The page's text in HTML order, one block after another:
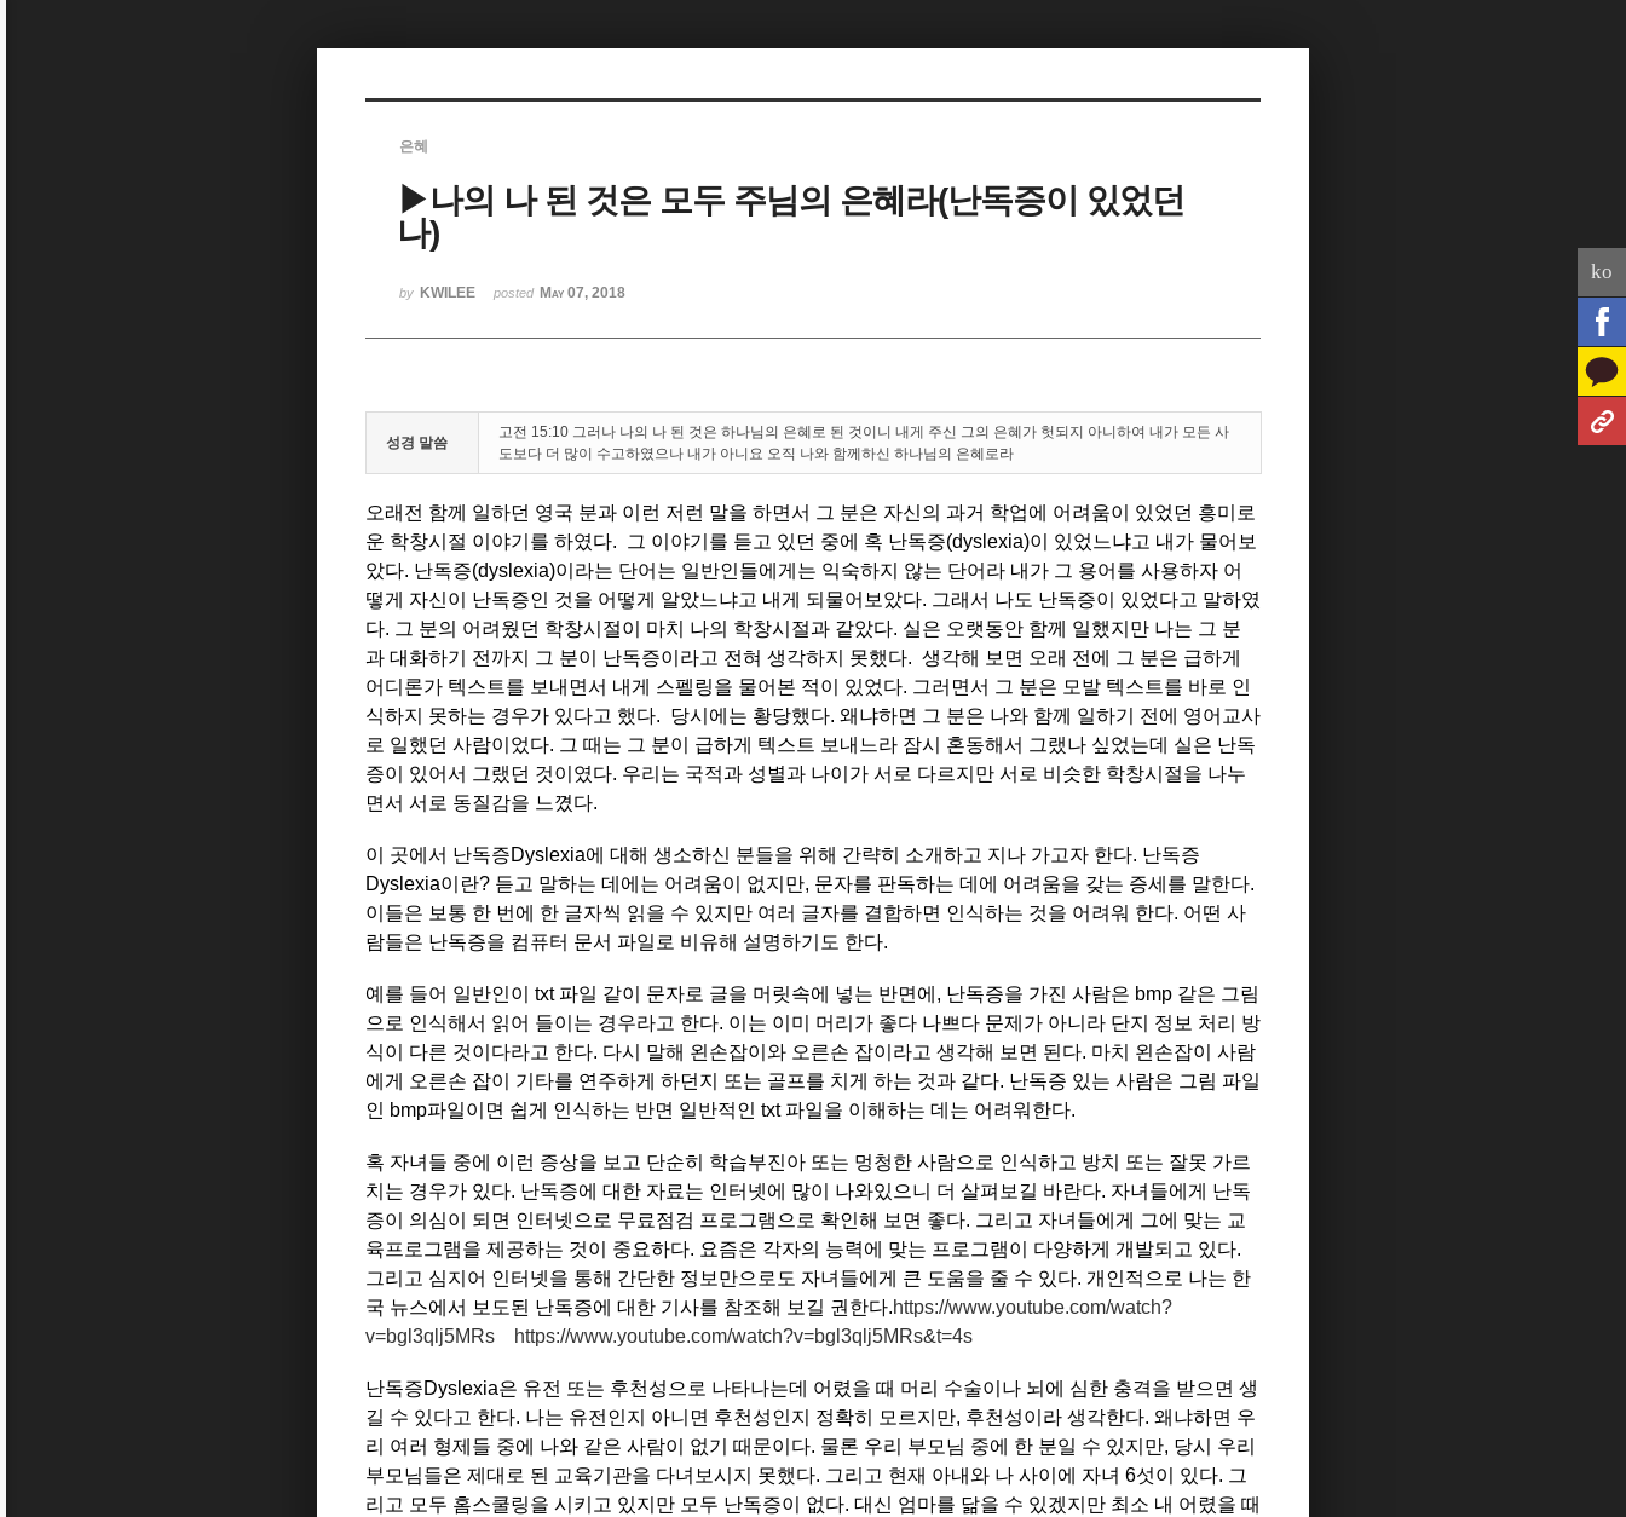
은혜
▶나의 나 된 것은 모두 주님의 은혜라(난독증이 있었던
나)
by KWILEE posted May 07, 2018
성경 말씀
고전 15:10 그러나 나의 나 된 것은 하나님의 은혜로 된 것이니 내게 주신 그의 은혜가 헛되지 아니하여 내가 모든 사
도보다 더 많이 수고하였으나 내가 아니요 오직 나와 함께하신 하나님의 은혜로라
오래전 함께 일하던 영국 분과 이런 저런 말을 하면서 그 분은 자신의 과거 학업에 어려움이 있었던 흥미로
운 학창시절 이야기를 하였다. 그 이야기를 듣고 있던 중에 혹 난독증(dyslexia)이 있었느냐고 내가 물어보
았다. 난독증(dyslexia)이라는 단어는 일반인들에게는 익숙하지 않는 단어라 내가 그 용어를 사용하자 어
떻게 자신이 난독증인 것을 어떻게 알았느냐고 내게 되물어보았다. 그래서 나도 난독증이 있었다고 말하였
다. 그 분의 어려웠던 학창시절이 마치 나의 학창시절과 같았다. 실은 오랫동안 함께 일했지만 나는 그 분
과 대화하기 전까지 그 분이 난독증이라고 전혀 생각하지 못했다. 생각해 보면 오래 전에 그 분은 급하게
어디론가 텍스트를 보내면서 내게 스펠링을 물어본 적이 있었다. 그러면서 그 분은 모발 텍스트를 바로 인
식하지 못하는 경우가 있다고 했다. 당시에는 황당했다. 왜냐하면 그 분은 나와 함께 일하기 전에 영어교사
로 일했던 사람이었다. 그 때는 그 분이 급하게 텍스트 보내느라 잠시 혼동해서 그랬나 싶었는데 실은 난독
증이 있어서 그랬던 것이였다. 우리는 국적과 성별과 나이가 서로 다르지만 서로 비슷한 학창시절을 나누
면서 서로 동질감을 느꼈다.
이 곳에서 난독증Dyslexia에 대해 생소하신 분들을 위해 간략히 소개하고 지나 가고자 한다. 난독증
Dyslexia이란? 듣고 말하는 데에는 어려움이 없지만, 문자를 판독하는 데에 어려움을 갖는 증세를 말한다.
이들은 보통 한 번에 한 글자씩 읽을 수 있지만 여러 글자를 결합하면 인식하는 것을 어려워 한다. 어떤 사
람들은 난독증을 컴퓨터 문서 파일로 비유해 설명하기도 한다.
예를 들어 일반인이 txt 파일 같이 문자로 글을 머릿속에 넣는 반면에, 난독증을 가진 사람은 bmp 같은 그림
으로 인식해서 읽어 들이는 경우라고 한다. 이는 이미 머리가 좋다 나쁘다 문제가 아니라 단지 정보 처리 방
식이 다른 것이다라고 한다. 다시 말해 왼손잡이와 오른손 잡이라고 생각해 보면 된다. 마치 왼손잡이 사람
에게 오른손 잡이 기타를 연주하게 하던지 또는 골프를 치게 하는 것과 같다. 난독증 있는 사람은 그림 파일
인 bmp파일이면 쉽게 인식하는 반면 일반적인 txt 파일을 이해하는 데는 어려워한다.
혹 자녀들 중에 이런 증상을 보고 단순히 학습부진아 또는 멍청한 사람으로 인식하고 방치 또는 잘못 가르
치는 경우가 있다. 난독증에 대한 자료는 인터넷에 많이 나와있으니 더 살펴보길 바란다. 자녀들에게 난독
증이 의심이 되면 인터넷으로 무료점검 프로그램으로 확인해 보면 좋다. 그리고 자녀들에게 그에 맞는 교
육프로그램을 제공하는 것이 중요하다. 요즘은 각자의 능력에 맞는 프로그램이 다양하게 개발되고 있다.
그리고 심지어 인터넷을 통해 간단한 정보만으로도 자녀들에게 큰 도움을 줄 수 있다. 개인적으로 나는 한
국 뉴스에서 보도된 난독증에 대한 기사를 참조해 보길 권한다.https://www.youtube.com/watch?
v=bgl3qlj5MRs
https://www.youtube.com/watch?v=bgl3qlj5MRs&t=4s
난독증Dyslexia은 유전 또는 후천성으로 나타나는데 어렸을 때 머리 수술이나 뇌에 심한 충격을 받으면 생
길 수 있다고 한다. 나는 유전인지 아니면 후천성인지 정확히 모르지만, 후천성이라 생각한다. 왜냐하면 우
리 여러 형제들 중에 나와 같은 사람이 없기 때문이다. 물론 우리 부모님 중에 한 분일 수 있지만, 당시 우리
부모님들은 제대로 된 교육기관을 다녀보시지 못했다. 그리고 현재 아내와 나 사이에 자녀 6섯이 있다. 그
리고 모두 홈스쿨링을 시키고 있지만 모두 난독증이 없다. 대신 엄마를 닮을 수 있겠지만 최소 내 어렸을 때
ko
Sketchbook5, 스케치북5